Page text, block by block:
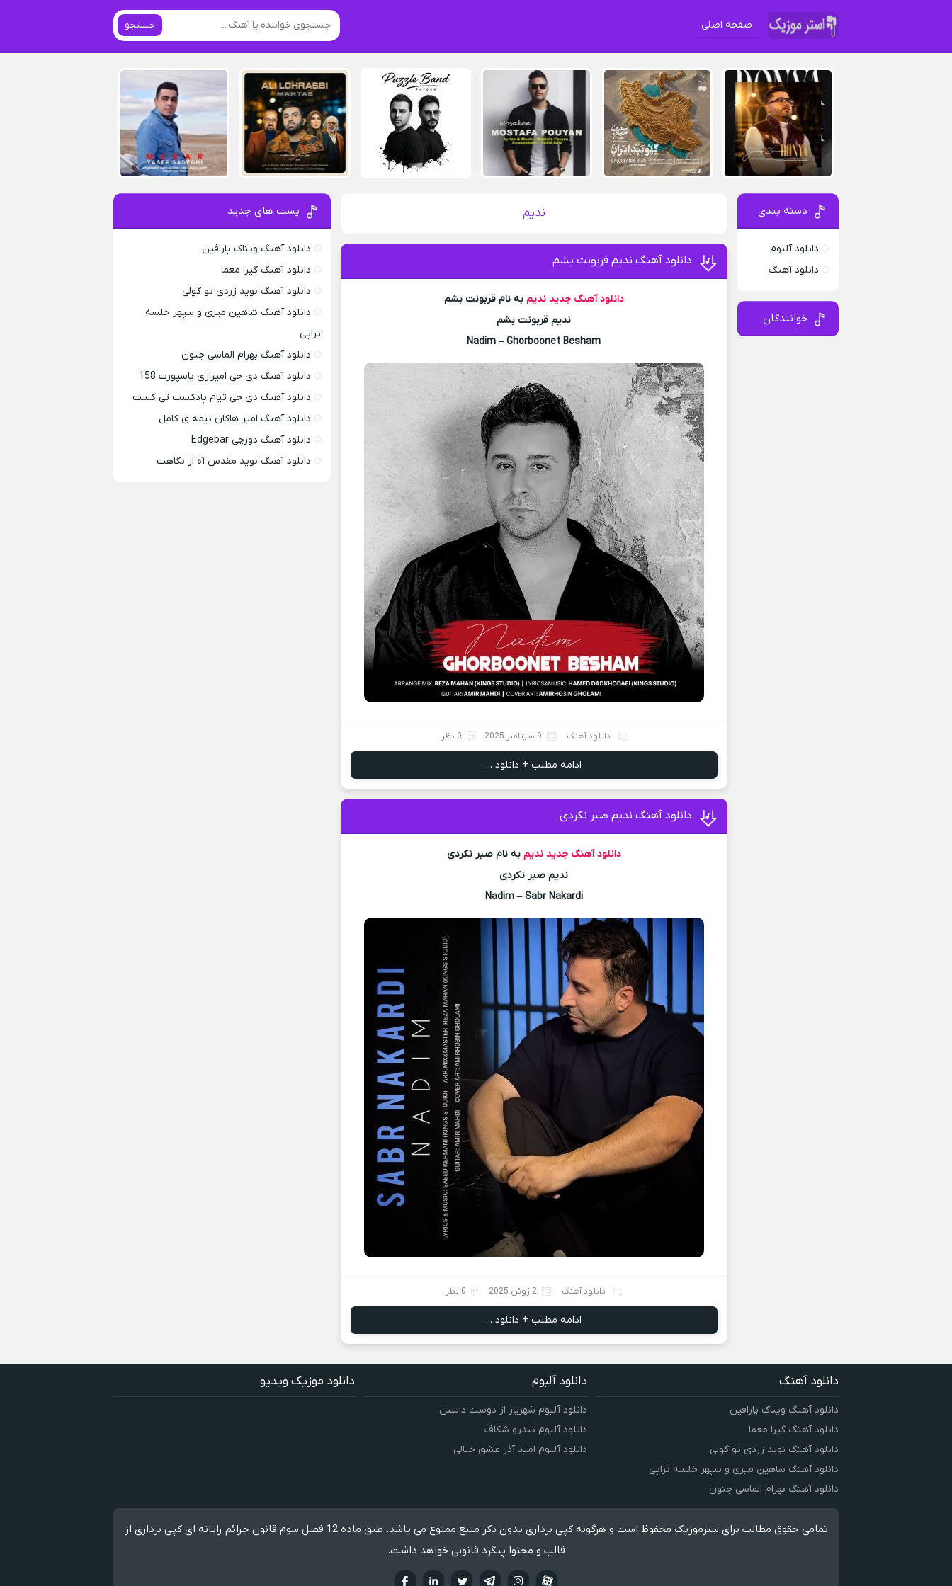
صفحه اصلی جستجو
ندیم
دانلود آهنگ ندیم قربونت بشم
دانلود آهنگ جدید ندیم به نام قربونت بشم
ندیم قربونت بشم
Nadim – Ghorboonet Besham
دانلود آهنگ 9 سپتامبر 2025 0 نظر
ادامه مطلب + دانلود ...
دانلود آهنگ ندیم صبر نکردی
دانلود آهنگ جدید ندیم به نام صبر نکردی
ندیم صبر نکردی
Nadim – Sabr Nakardi
دانلود آهنگ 2 ژوئن 2025 0 نظر
ادامه مطلب + دانلود ...
دسته بندی
دانلود آلبوم
دانلود آهنگ
خوانندگان
پست های جدید
دانلود آهنگ ویناک پارافین
دانلود آهنگ گیرا معما
دانلود آهنگ نوید زردی تو گولی
دانلود آهنگ شاهین میری و سپهر خلسه
تراپی
دانلود آهنگ بهرام الماسی جنون
دانلود آهنگ دی جی امیرازی پاسپورت 158
دانلود آهنگ دی جی تیام پادکست تی کست
دانلود آهنگ امیر هاکان نیمه ی کامل
دانلود آهنگ دورچی Edgebar
دانلود آهنگ نوید مقدس آه از نگاهت
دانلود آهنگ
دانلود آهنگ ویناک پارافین
دانلود آهنگ گیرا معما
دانلود آهنگ نوید زردی تو گولی
دانلود آهنگ شاهین میری و سپهر خلسه تراپی
دانلود آهنگ بهرام الماسی جنون
دانلود آلبوم
دانلود آلبوم شهریار از دوست داشتن
دانلود آلبوم تندرو شکاف
دانلود آلبوم امید آذر عشق خیالی
دانلود موزیک ویدیو
تمامی حقوق مطالب برای سترموزیک محفوظ است و هرگونه کپی برداری بدون ذکر منبع ممنوع می باشد. طبق ماده 12 فصل سوم قانون جرائم رایانه ای کپی برداری از
قالب و محتوا پیگرد قانونی خواهد داشت.
تويتر تلگرام
اینستاگرام آپارات